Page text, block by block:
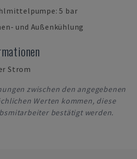
5 bar
und Außenkühlung
Strom
zwischen den angegebenen
Werten kommen, diese
bestätigt werden.